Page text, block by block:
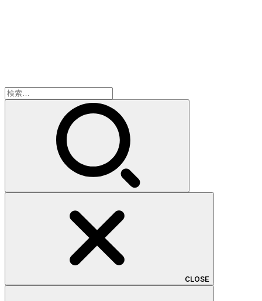
検
索:
CLOSE